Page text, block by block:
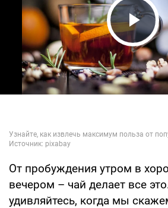
Play
От пробуждения утром в
вечером – чай делает все
удивляйтесь, когда мы